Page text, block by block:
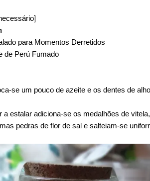
para Momentos Derretidos
de Perú Fumado
se um pouco de azeite e os dentes de
estalar adiciona-se os medalhões de
pedras de flor de sal e salteiam-se